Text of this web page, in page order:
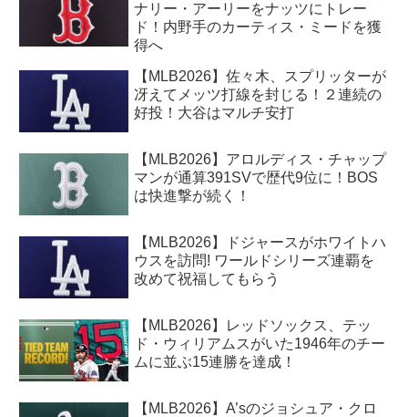
ナリー・アーリーをナッツにトレー
ド！内野手のカーティス・ミードを獲
得へ
【MLB2026】佐々木、スプリッターが
冴えてメッツ打線を封じる！２連続の
好投！大谷はマルチ安打
【MLB2026】アロルディス・チャップ
マンが通算391SVで歴代9位に！BOS
は快進撃が続く！
【MLB2026】ドジャースがホワイトハ
ウスを訪問! ワールドシリーズ連覇を
改めて祝福してもらう
【MLB2026】レッドソックス、テッ
ド・ウィリアムスがいた1946年のチー
ムに並ぶ15連勝を達成！
【MLB2026】A’sのジョシュア・クロ